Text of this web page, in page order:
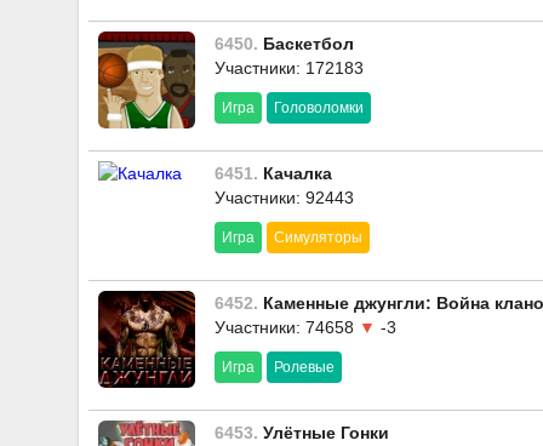
6450. Баскетбол
Участники: 172183
Игра Головоломки
6451. Качалка
Участники: 92443
Игра Симуляторы
6452. Каменные джунгли: Война
Участники: 74658 ▼ -3
Игра Ролевые
6453. Улётные Гонки